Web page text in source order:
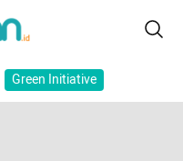
Green Initiative